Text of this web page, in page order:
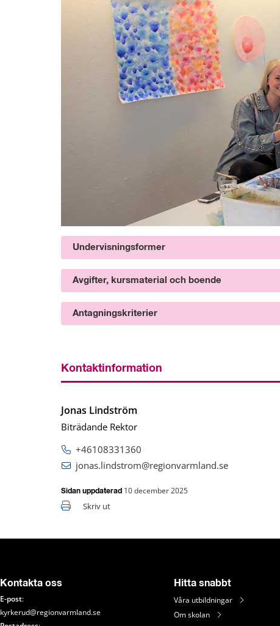
Undervisningsformer
Avgifter, kursmaterial och boende
Antagningskriterier
Kontaktinformation
Jonas Lindström
Biträdande Rektor
+46108331360
jonas.lindstrom@regionvarmland.se
Sidan uppdaterad 10 december 2025
Skriv ut
Kontakta oss
E-post:
kyrkerud@regionvarmland.se
Hitta snabbt
Våra utbildningar
Om skolan